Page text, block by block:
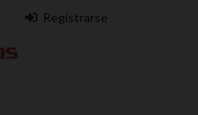
Registrarse